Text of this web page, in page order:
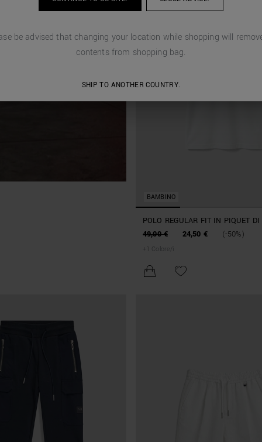
BAMBINO
POLO REGULAR FIT IN PIQUET DI
49,00 €
24,50 € (-50%)
+ Colore/i
be advised that changing your location while shopping will
contents from shopping bag.
SHIP TO ANOTHER COUNTRY.